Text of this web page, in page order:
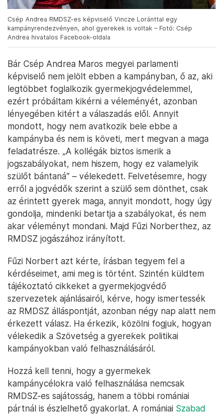
Csép Andrea RMDSZ-es képviselő Vincze Loránttal egy
kampányrendezvényen, ahol gyerekek is voltak – Fotó: Csép
Andrea hivatalos Facebook-oldala
Bár Csép Andrea Maros megyei parlamenti
képviselő nem jelölt ebben a kampányban, ő az, aki
legtöbbet foglalkozik gyermekjogvédelemmel,
ezért próbáltam kikérni a véleményét, azonban
lényegében kitért a válaszadás elől. Annyit
mondott, hogy nem avatkozik bele ebbe a
kampányba és nem is követi, mert megvan a maga
feladatrésze. „A kollégák biztos ismerik a
jogszabályokat, nem hiszem, hogy ez valamelyik
szülőt bántaná” – vélekedett. Felvetésemre, hogy
erről a jogvédők szerint a szülő sem dönthet, csak
az érintett gyerek maga, annyit mondott, hogy úgy
gondolja, mindenki betartja a szabályokat, és nem
akar véleményt mondani. Majd Fűzi Norberthez, az
RMDSZ jogászához irányított.
Fűzi Norbert azt kérte, írásban tegyem fel a
kérdéseimet, ami meg is történt. Szintén küldtem
tájékoztató cikkeket a gyermekjogvédő
szervezetek ajánlásairól, kérve, hogy ismertessék
az RMDSZ álláspontját, azonban négy nap alatt nem
érkezett válasz. Ha érkezik, közölni fogjuk, hogyan
vélekedik a Szövetség a gyerekek politikai
kampányokban való felhasználásáról.
Hozzá kell tenni, hogy a gyermekek
kampánycélokra való felhasználása nemcsak
RMDSZ-es sajátosság, hanem a többi romániai
pártnál is észlelhető gyakorlat. A romániai Szabad